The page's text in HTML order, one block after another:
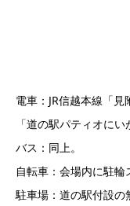
電車：JR信越本線「見
「道の駅パティオにい
バス：同上。
自転車：会場内に駐輪
駐車場：道の駅付設